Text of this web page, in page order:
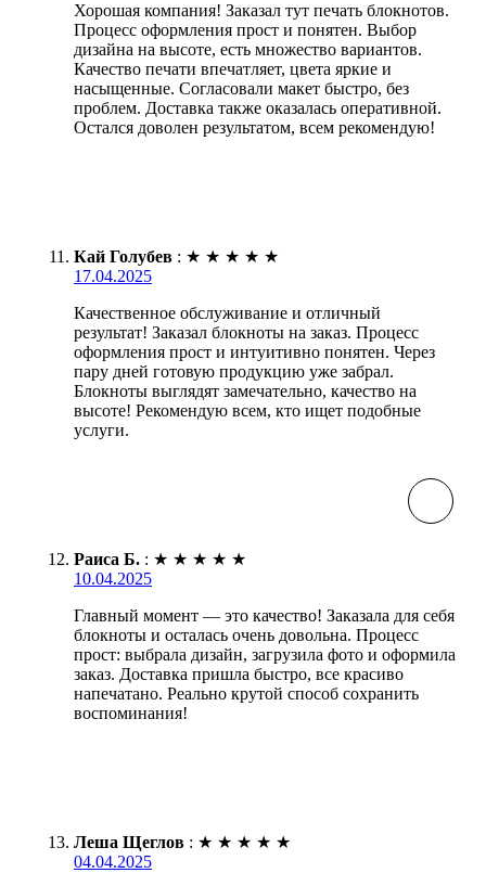
Хорошая компания! Заказал тут печать блокнотов.
Процесс оформления прост и понятен. Выбор
дизайна на высоте, есть множество вариантов.
Качество печати впечатляет, цвета яркие и
насыщенные. Согласовали макет быстро, без
проблем. Доставка также оказалась оперативной.
Остался доволен результатом, всем рекомендую!
Кай Голубев : ★ ★ ★ ★ ★
17.04.2025
Качественное обслуживание и отличный
результат! Заказал блокноты на заказ. Процесс
оформления прост и интуитивно понятен. Через
пару дней готовую продукцию уже забрал.
Блокноты выглядят замечательно, качество на
высоте! Рекомендую всем, кто ищет подобные
услуги.
Раиса Б. : ★ ★ ★ ★ ★
10.04.2025
Главный момент — это качество! Заказала для себя
блокноты и осталась очень довольна. Процесс
прост: выбрала дизайн, загрузила фото и оформила
заказ. Доставка пришла быстро, все красиво
напечатано. Реально крутой способ сохранить
воспоминания!
Леша Щеглов : ★ ★ ★ ★ ★
04.04.2025